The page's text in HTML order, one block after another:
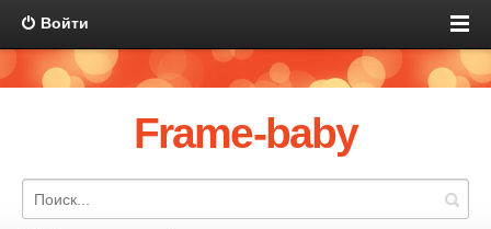
Войти
Frame-baby